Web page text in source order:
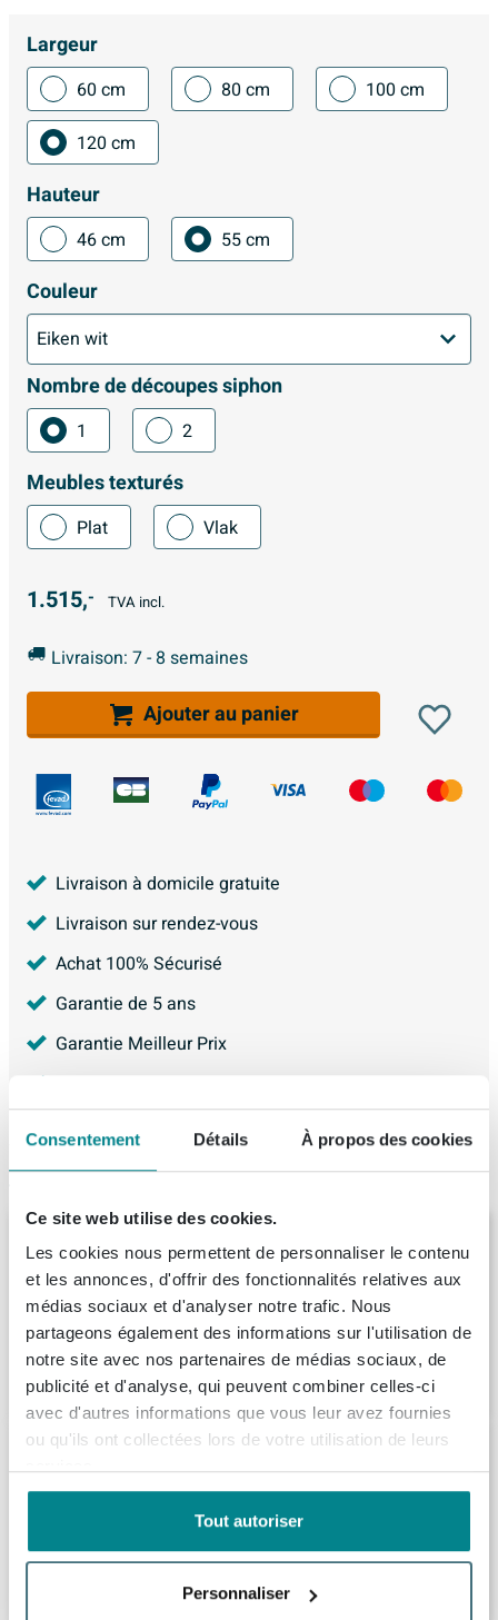
Consentement Détails À propos des cookies
Ce site web utilise des cookies.
Les cookies nous permettent de personnaliser le contenu
et les annonces, d'offrir des fonctionnalités relatives aux
médias sociaux et d'analyser notre trafic. Nous
partageons également des informations sur l'utilisation de
notre site avec nos partenaires de médias sociaux, de
publicité et d'analyse, qui peuvent combiner celles-ci
avec d'autres informations que vous leur avez fournies
ou qu'ils ont collectées lors de votre utilisation de leurs
Tout autoriser
Personnaliser
Largeur
60 cm 80 cm
100 cm
120 cm
Hauteur
46 cm 55 cm
Couleur
Nombre de découpes siphon
1 2
Meubles texturés
Plat Vlak
1.515,- TVA incl.
Livraison: 7 - 8 semaines
Ajouter au panier
Livraison à domicile gratuite
Livraison sur rendez-vous
Achat 100% Sécurisé
Garantie de 5 ans
Garantie Meilleur Prix
Articles similaires
2 tiroirs sans poignée cadre tournant en
bois chocolat
Livraison:1 - 2 semaines
1.400,
BRAUER Joy meuble sous-lavabo 120 2
tiroirs softclose - sans poignée - 1 découpe
pour siphon - chêne massif - chêne à
lames blanc
Livraison:8 - 9 semaines
1.515,-